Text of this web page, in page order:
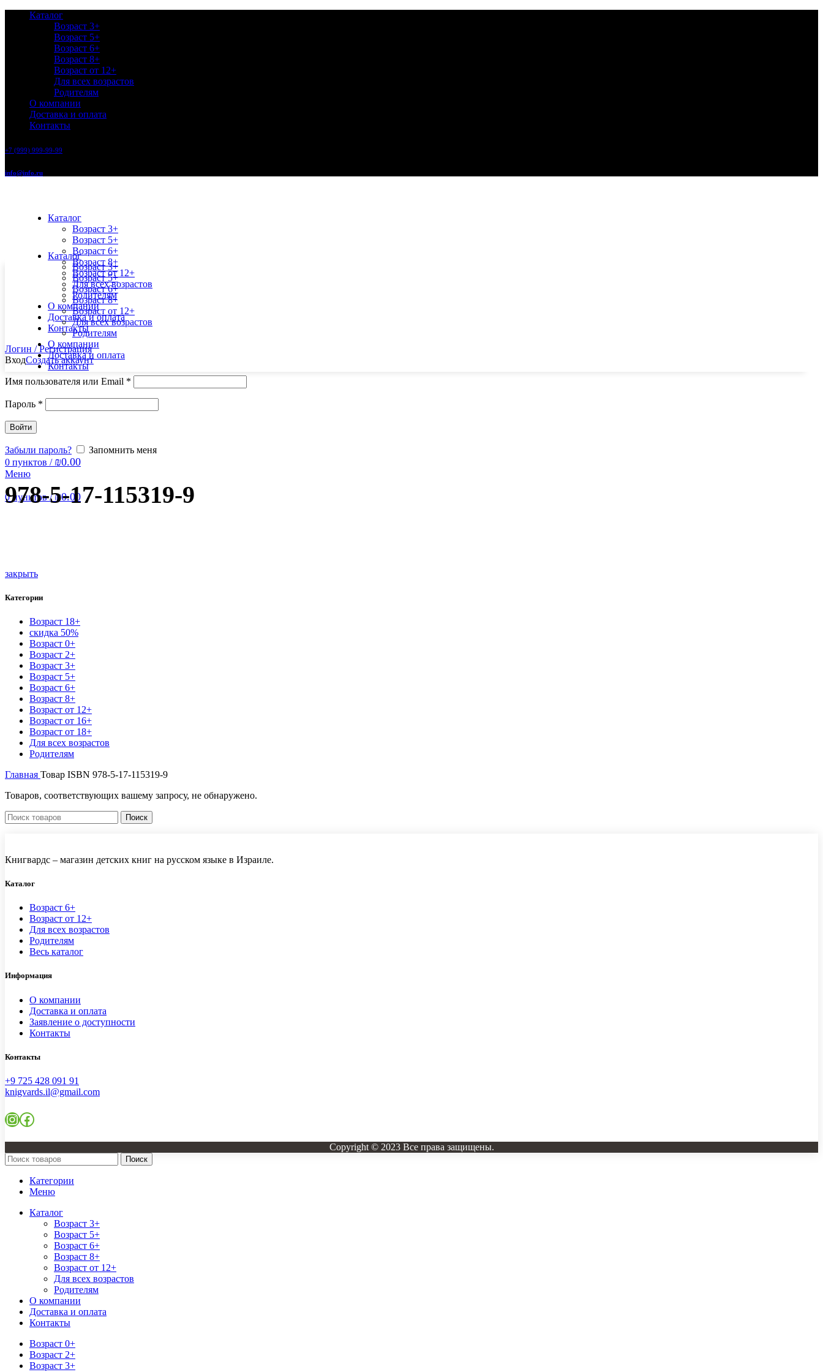
Каталог
Возраст 3+
Возраст 5+
Возраст 6+
Возраст 8+
Возраст от 12+
Для всех возрастов
Родителям
О компании
Доставка и оплата
Контакты
+7 (999) 999-99-99
info@info.ru
Каталог
Возраст 3+
Возраст 5+
Возраст 6+
Возраст 8+
Возраст от 12+
Для всех возрастов
Родителям
О компании
Доставка и оплата
Контакты
Логин / Регистрация
ВходСоздать аккаунт
Имя пользователя или Email *
Пароль *
Войти
Забыли пароль?
Запомнить меня
0 пунктов / ₪0.00
Меню
0пунктов / ₪0.00
Каталог
Возраст 3+
Возраст 5+
Возраст 6+
Возраст 8+
Возраст от 12+
Для всех возрастов
Родителям
О компании
Доставка и оплата
Контакты
978-5-17-115319-9
закрыть
Категории
Возраст 18+
скидка 50%
Возраст 0+
Возраст 2+
Возраст 3+
Возраст 5+
Возраст 6+
Возраст 8+
Возраст от 12+
Возраст от 16+
Возраст от 18+
Для всех возрастов
Родителям
Главная Товар ISBN 978-5-17-115319-9
Товаров, соответствующих вашему запросу, не обнаружено.
Поиск
Книгвардс – магазин детских книг на русском языке в Израиле.
Каталог
Возраст 6+
Возраст от 12+
Для всех возрастов
Родителям
Весь каталог
Информация
О компании
Доставка и оплата
Заявление о доступности
Контакты
Контакты
+9 725 428 091 91
knigvards.il@gmail.com
Instagram
Facebook
Copyright © 2023 Все права защищены.
Поиск
Категории
Меню
Каталог
Возраст 3+
Возраст 5+
Возраст 6+
Возраст 8+
Возраст от 12+
Для всех возрастов
Родителям
О компании
Доставка и оплата
Контакты
Возраст 0+
Возраст 2+
Возраст 3+